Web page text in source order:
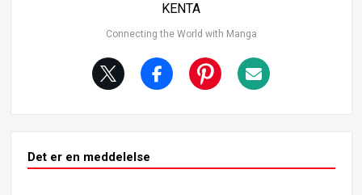
KENTA
Connecting the World with Manga
Det er en meddelelse